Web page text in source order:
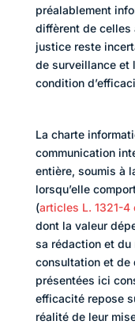
préalablement
diffèrent de celles
justice reste
de surveillance et
condition
La charte
communication
entière, soumis à
lorsqu’elle
(articles L. 1321-4
dont la valeur
sa rédaction et
consultation et de
présentées ici
efficacité repose
réalité de leur